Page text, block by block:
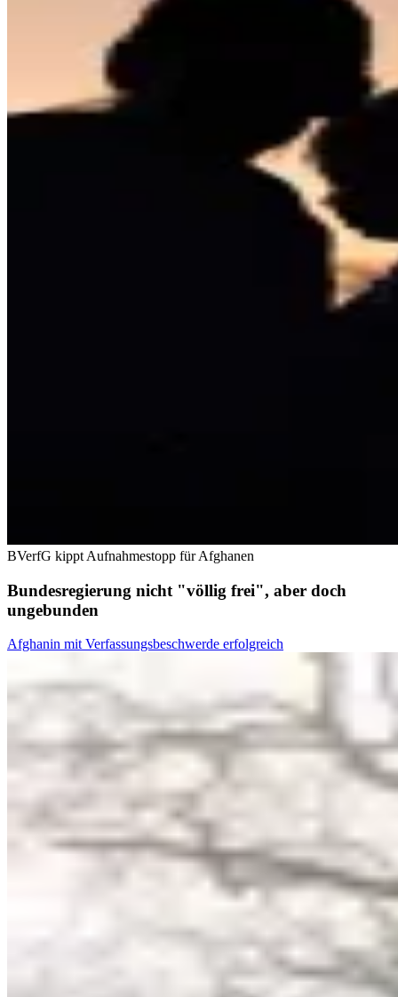
BVerfG kippt Aufnahmestopp für Afghanen
Bundesregierung nicht "völlig frei", aber doch
ungebunden
Afghanin mit Verfassungsbeschwerde erfolgreich